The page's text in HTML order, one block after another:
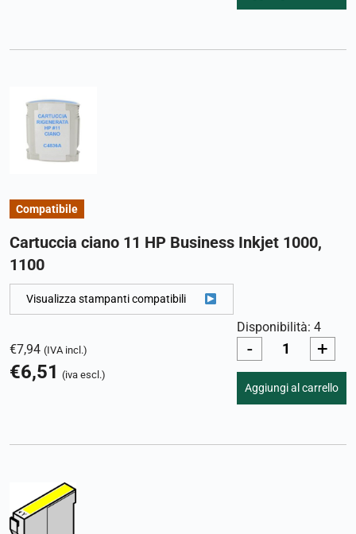
Compatibile
Cartuccia ciano 11 HP Business Inkjet 1000,
1100
Visualizza stampanti compatibili
€7,94 (IVA incl.)
€6,51 (iva escl.)
Disponibilità: 4
- +
Aggiungi al carrello